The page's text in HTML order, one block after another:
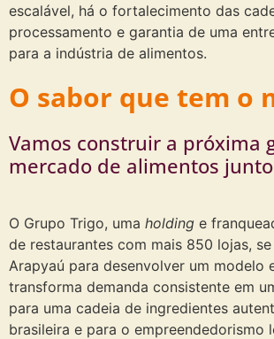
escalável, há o fortalecimento das
processamento e garantia de uma
para a indústria de alimentos.
O sabor que tem o
Vamos construir a próxima
mercado de alimentos
O Grupo Trigo, uma holding e
de restaurantes com mais 850 lojas,
Arapyaú para desenvolver um modelo
transforma demanda consistente em
para uma cadeia de ingredientes
brasileira e para o empreendedorismo